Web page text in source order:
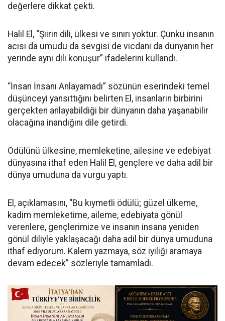
değerlere dikkat çekti.
Halil El, “Şiirin dili, ülkesi ve sınırı yoktur. Çünkü insanın
acısı da umudu da sevgisi de vicdanı da dünyanın her
yerinde aynı dili konuşur” ifadelerini kullandı.
“İnsan İnsanı Anlayamadı” sözünün eserindeki temel
düşünceyi yansıttığını belirten El, insanların birbirini
gerçekten anlayabildiği bir dünyanın daha yaşanabilir
olacağına inandığını dile getirdi.
Ödülünü ülkesine, memleketine, ailesine ve edebiyat
dünyasına ithaf eden Halil El, gençlere ve daha adil bir
dünya umuduna da vurgu yaptı.
El, açıklamasını, “Bu kıymetli ödülü; güzel ülkeme,
kadim memleketime, aileme, edebiyata gönül
verenlere, gençlerimize ve insanın insana yeniden
gönül diliyle yaklaşacağı daha adil bir dünya umuduna
ithaf ediyorum. Kalem yazmaya, söz iyiliği aramaya
devam edecek” sözleriyle tamamladı.